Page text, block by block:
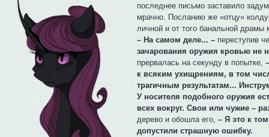
последнее письмо заставило
мрачно. Посланию же «отцу»
личной и от того банальной
– На самом деле... – переступив
зачарования оружия кровью
прервалась на секунду в попытке,
к всяким ухищрениям, в том
трагичным результатам...
У носителя подобного оружия
всех вокруг. Свои или чужие –
дерево и обошла его, – Я это к
допустили страшную ошибку.